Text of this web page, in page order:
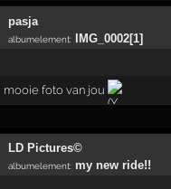
pasja
albumelement:
IMG_0002[1]
mooie foto van jou
LD Pictures©
albumelement: my new ride!!